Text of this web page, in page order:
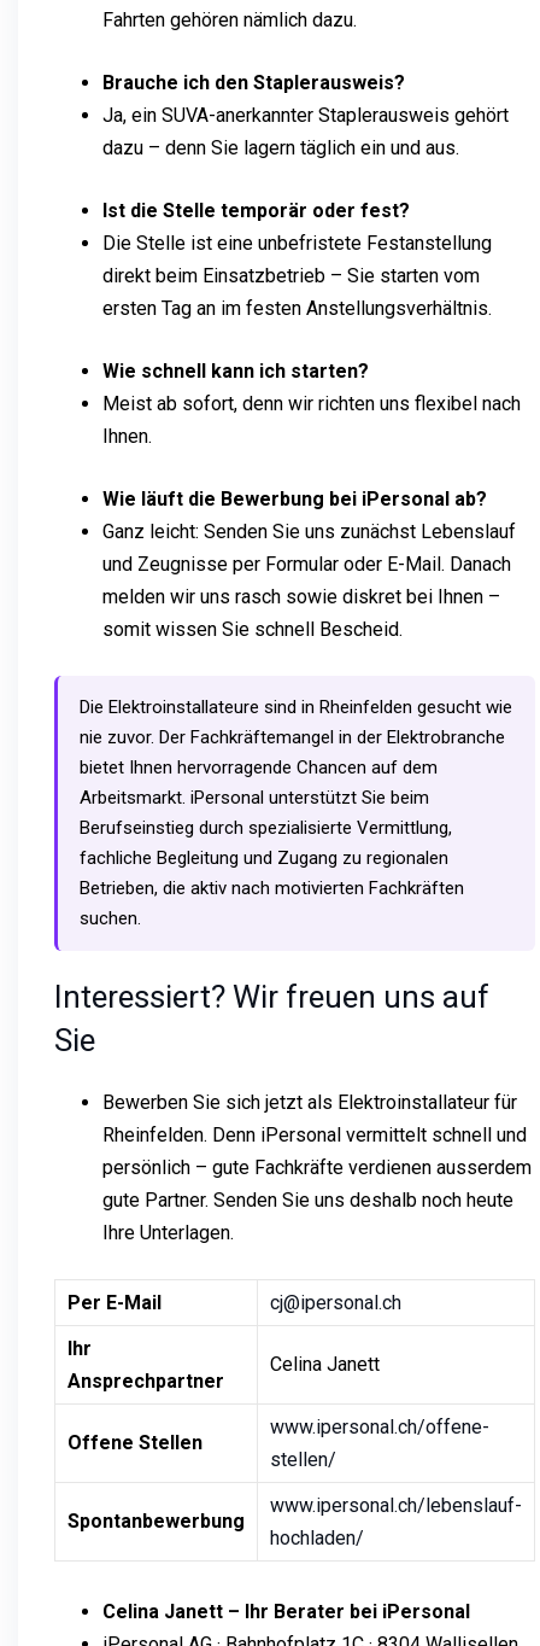
Fahrten gehören nämlich dazu.
Brauche ich den Staplerausweis?
Ja, ein SUVA-anerkannter Staplerausweis gehört
dazu – denn Sie lagern täglich ein und aus.
Ist die Stelle temporär oder fest?
Die Stelle ist eine unbefristete Festanstellung
direkt beim Einsatzbetrieb – Sie starten vom
ersten Tag an im festen Anstellungsverhältnis.
Wie schnell kann ich starten?
Meist ab sofort, denn wir richten uns flexibel nach
Ihnen.
Wie läuft die Bewerbung bei iPersonal ab?
Ganz leicht: Senden Sie uns zunächst Lebenslauf
und Zeugnisse per Formular oder E-Mail. Danach
melden wir uns rasch sowie diskret bei Ihnen –
somit wissen Sie schnell Bescheid.
Die Elektroinstallateure sind in Rheinfelden gesucht wie
nie zuvor. Der Fachkräftemangel in der Elektrobranche
bietet Ihnen hervorragende Chancen auf dem
Arbeitsmarkt. iPersonal unterstützt Sie beim
Berufseinstieg durch spezialisierte Vermittlung,
fachliche Begleitung und Zugang zu regionalen
Betrieben, die aktiv nach motivierten Fachkräften
suchen.
Interessiert? Wir freuen uns auf
Sie
Bewerben Sie sich jetzt als Elektroinstallateur für
Rheinfelden. Denn iPersonal vermittelt schnell und
persönlich – gute Fachkräfte verdienen ausserdem
gute Partner. Senden Sie uns deshalb noch heute
Ihre Unterlagen.
Per E-Mail
cj@ipersonal.ch
Ihr
Ansprechpartner
Celina Janett
Offene Stellen
www.ipersonal.ch/offene-
stellen/
Spontanbewerbung
www.ipersonal.ch/lebenslauf-
hochladen/
Celina Janett – Ihr Berater bei iPersonal